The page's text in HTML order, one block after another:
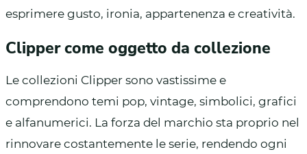
esprimere gusto, ironia, appartenenza e creatività.
Clipper come oggetto da collezione
Le collezioni Clipper sono vastissime e
comprendono temi pop, vintage, simbolici, grafici
e alfanumerici. La forza del marchio sta proprio nel
rinnovare costantemente le serie, rendendo ogni